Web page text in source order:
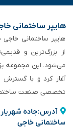
هایپر ساختمانی
از بزرگ‌ترین و
می‌شود. این مجموعه
آغاز کرد و با گسترش
تخصصی صنعت
آدرس:جاده شهریار
ساختمانی خاجی